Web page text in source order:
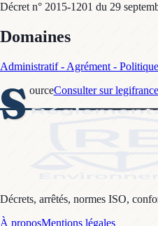
Décret n° 2015-1201 du 29
Domaines
Administratif - Agrément -
S ourceConsulter sur
Décrets, arrêtés, normes ISO,
À proposMentions légales